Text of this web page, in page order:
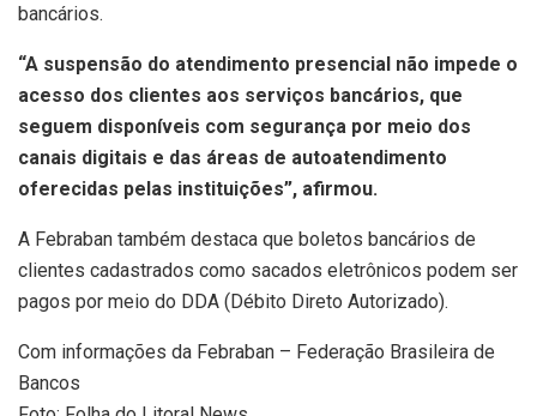
bancários.
“A suspensão do atendimento presencial não impede o
acesso dos clientes aos serviços bancários, que
seguem disponíveis com segurança por meio dos
canais digitais e das áreas de autoatendimento
oferecidas pelas instituições”, afirmou.
A Febraban também destaca que boletos bancários de
clientes cadastrados como sacados eletrônicos podem ser
pagos por meio do DDA (Débito Direto Autorizado).
Com informações da Febraban – Federação Brasileira de
Bancos